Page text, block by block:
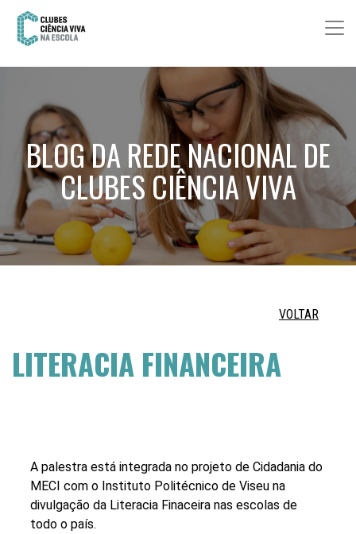
BLOG DA REDE NACIONAL DE
CLUBES CIÊNCIA VIVA
VOLTAR
LITERACIA FINANCEIRA
A palestra está integrada no projeto de Cidadania do
MECI com o Instituto Politécnico de Viseu na
divulgação da Literacia Finaceira nas escolas de
todo o país.